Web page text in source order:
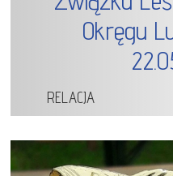
Okręgu
RELACJA